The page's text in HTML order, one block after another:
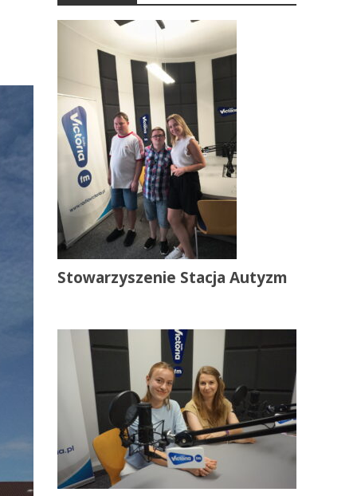
Stowarzyszenie Stacja Autyzm